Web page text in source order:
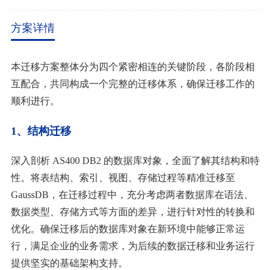
方案详情
本迁移方案整体分为四个紧密相连的关键阶段，各阶段相
互配合，共同构成一个完整的迁移体系，确保迁移工作的
顺利进行。
1、结构迁移
深入剖析 AS400 DB2 的数据库对象，全面了解其结构和特
性。将表结构、索引、视图、存储过程等精准迁移至
GaussDB，在迁移过程中，充分考虑两者数据库在语法、
数据类型、存储方式等方面的差异，进行针对性的转换和
优化。确保迁移后的数据库对象在新环境中能够正常运
行，满足企业的业务需求，为后续的数据迁移和业务运行
提供坚实的基础架构支持。